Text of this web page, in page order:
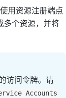
用资源注册端点
多个资源，并将
访问令牌。请
Accounts